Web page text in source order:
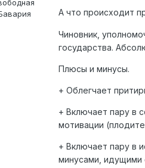
А что происходит
Чиновник,
государства.
Плюсы и минусы.
+ Облегчает
+ Включает пару в
мотивации
+ Включает пару в
минусами, идущими